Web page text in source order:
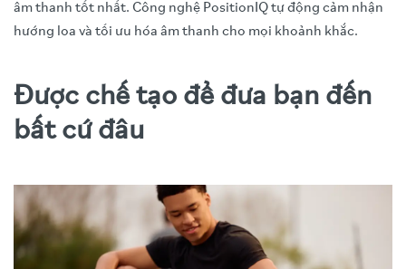
âm thanh tốt nhất. Công nghệ PositionIQ tự động cảm nhận
hướng loa và tối ưu hóa âm thanh cho mọi khoảnh khắc.
Được chế tạo để đưa bạn đến
bất cứ đâu